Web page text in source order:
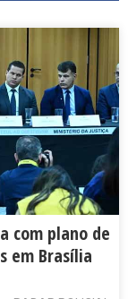
com plano de
em Brasília